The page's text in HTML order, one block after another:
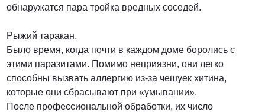
обнаружатся пара тройка вредных соседей.
Рыжий таракан.
Было время, когда почти в каждом доме боролись с
этими паразитами. Помимо неприязни, они легко
способны вызвать аллергию из-за чешуек хитина,
которые они сбрасывают при «умывании».
После профессиональной обработки, их число